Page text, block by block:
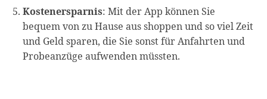
Kostenersparnis: Mit der App können Sie
bequem von zu Hause aus shoppen und so viel Zeit
und Geld sparen, die Sie sonst für Anfahrten und
Probeanzüge aufwenden müssten.